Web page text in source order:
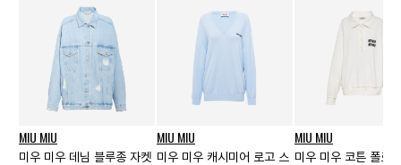
MIU MIU
미우 미우 데님 블루종 자켓
MIU MIU
미우 미우 캐시미어 로고 스
MIU MIU
미우 미우 코튼 폴로